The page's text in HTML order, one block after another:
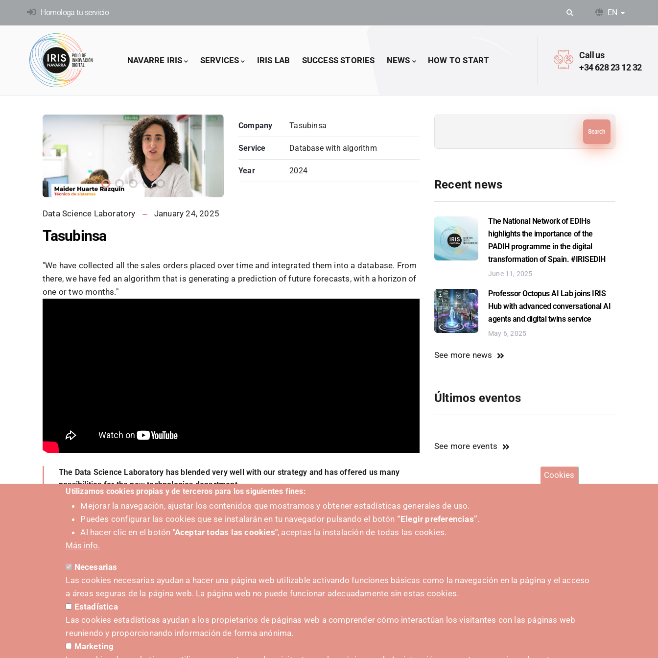
Homologa tu servicio EN List
Main
NAVARRE IRIS SERVICES IRIS LAB SUCCESS STORIES NEWS HOW TO START
Call us
+34 628 23 12 32
Company Tasubinsa
Service Database with algorithm
Year 2024
Data Science Laboratory January 24, 2025
Tasubinsa
"We have collected all the sales orders placed over time and integrated them into a database. From
there, we have fed an algorithm that is generating a prediction of future forecasts, with a horizon of
one or two months."
The Data Science Laboratory has blended very well with our strategy and has offered us many
possibilities for the new technologies department.
We encourage all companies to take the plunge and join the Data Science Lab. It is an experience
that only brings benefits. An opportunity that cannot be passed up.
Recent news
The National Network of EDIHs
highlights the importance of the
PADIH programme in the digital
transformation of Spain. #IRISEDIH
June 11, 2025
Professor Octopus AI Lab joins IRIS
Hub with advanced conversational AI
agents and digital twins service
May 6, 2025
See more news
Últimos eventos
See more events
hola@irisnavarra.com
INITIATIVES
Cookies
Utilizamos cookies propias y de terceros para los siguientes fines:
Mejorar la navegación, ajustar los contenidos que mostramos y obtener estadísticas generales de uso.
Puedes configurar las cookies que se instalarán en tu navegador pulsando el botón “Elegir preferencias”.
Al hacer clic en el botón "Aceptar todas las cookies", aceptas la instalación de todas las cookies.
Más info.
Necesarias
Las cookies necesarias ayudan a hacer una página web utilizable activando funciones básicas como la navegación en la página y el acceso
a áreas seguras de la página web. La página web no puede funcionar adecuadamente sin estas cookies.
Estadística
Las cookies estadísticas ayudan a los propietarios de páginas web a comprender cómo interactúan los visitantes con las páginas web
reuniendo y proporcionando información de forma anónima.
Marketing